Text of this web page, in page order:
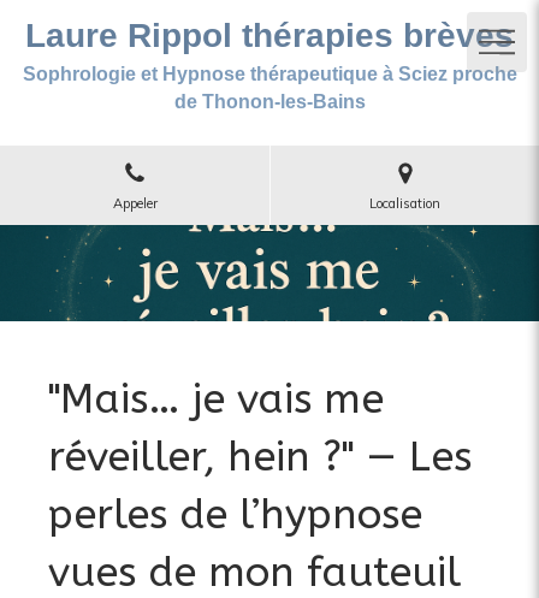
Laure Rippol thérapies brèves
Sophrologie et Hypnose thérapeutique à Sciez proche
de Thonon-les-Bains
Appeler Localisation
"Mais… je vais me
réveiller, hein ?" — Les
perles de l’hypnose
vues de mon fauteuil